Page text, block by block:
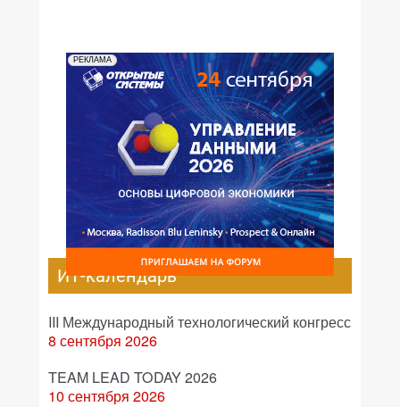
РЕКЛАМА
ИТ-календарь
III Международный технологический конгресс
8 сентября 2026
TEAM LEAD TODAY 2026
10 сентября 2026